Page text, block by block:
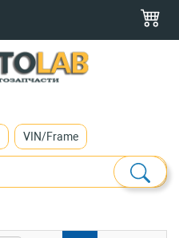
VIN/Frame